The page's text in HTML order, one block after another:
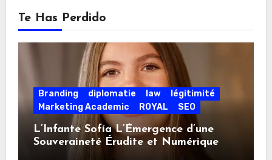
Te Has Perdido
Branding diplomatie law
légitimité
Marketing Academic
ROYAL SEO
L’Infante Sofía L’Émergence d’une
Souveraineté Érudite et Numérique